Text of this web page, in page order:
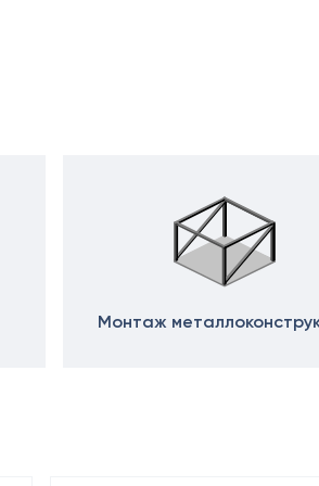
Монтаж